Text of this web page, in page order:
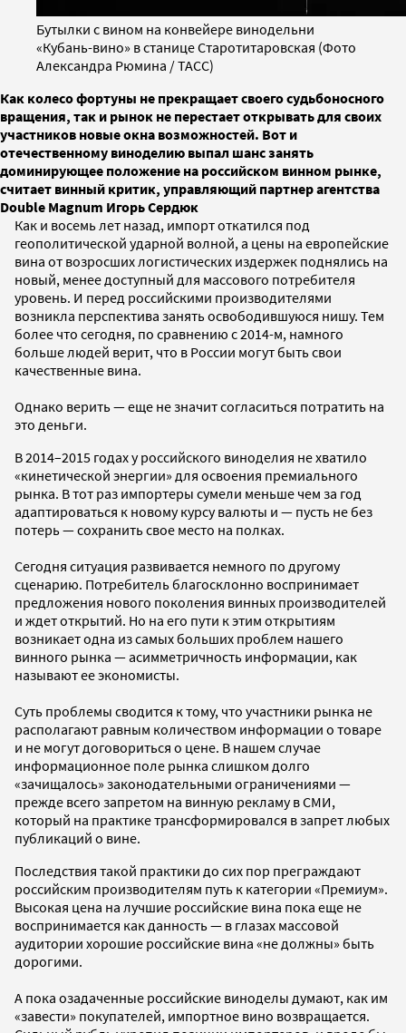
Бутылки с вином на конвейере винодельни
«Кубань-вино» в станице Старотитаровская (Фото
Александра Рюмина / ТАСС)
Как колесо фортуны не прекращает своего судьбоносного
вращения, так и рынок не перестает открывать для своих
участников новые окна возможностей. Вот и
отечественному виноделию выпал шанс занять
доминирующее положение на российском винном рынке,
считает винный критик, управляющий партнер агентства
Double Magnum Игорь Сердюк
Как и восемь лет назад, импорт откатился под
геополитической ударной волной, а цены на европейские
вина от возросших логистических издержек поднялись на
новый, менее доступный для массового потребителя
уровень. И перед российскими производителями
возникла перспектива занять освободившуюся нишу. Тем
более что сегодня, по сравнению с 2014-м, намного
больше людей верит, что в России могут быть свои
качественные вина.
Однако верить — еще не значит согласиться потратить на
это деньги.
В 2014–2015 годах у российского виноделия не хватило
«кинетической энергии» для освоения премиального
рынка. В тот раз импортеры сумели меньше чем за год
адаптироваться к новому курсу валюты и — пусть не без
потерь — сохранить свое место на полках.
Сегодня ситуация развивается немного по другому
сценарию. Потребитель благосклонно воспринимает
предложения нового поколения винных производителей
и ждет открытий. Но на его пути к этим открытиям
возникает одна из самых больших проблем нашего
винного рынка — асимметричность информации, как
называют ее экономисты.
Суть проблемы сводится к тому, что участники рынка не
располагают равным количеством информации о товаре
и не могут договориться о цене. В нашем случае
информационное поле рынка слишком долго
«зачищалось» законодательными ограничениями —
прежде всего запретом на винную рекламу в СМИ,
который на практике трансформировался в запрет любых
публикаций о вине.
Последствия такой практики до сих пор преграждают
российским производителям путь к категории «Премиум».
Высокая цена на лучшие российские вина пока еще не
воспринимается как данность — в глазах массовой
аудитории хорошие российские вина «не должны» быть
дорогими.
А пока озадаченные российские виноделы думают, как им
«завести» покупателей, импортное вино возвращается.